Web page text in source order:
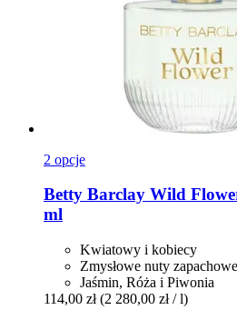
2 opcje
Betty Barclay Wild
ml
Kwiatowy i kobiecy
Zmysłowe nuty zapachowe
Jaśmin, Róża i Piwonia
114,00 zł (2 280,00 zł / l)